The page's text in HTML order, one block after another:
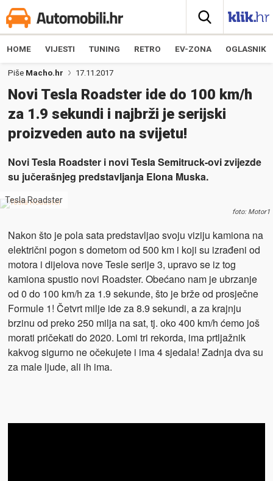
HOME VIJESTI TUNING RETRO EV-ZONA OGLASNIK
Piše Macho.hr 17.11.2017
Novi Tesla Roadster ide do 100 km/h
za 1.9 sekundi i najbrži je serijski
proizveden auto na svijetu!
Novi Tesla Roadster i novi Tesla Semitruck-ovi zvijezde
su jučerašnjeg predstavljanja Elona Muska.
Tesla Roadster
foto: Motor1
Nakon što je pola sata predstavljao svoju viziju kamiona na
električni pogon s dometom od 500 km i koji su izrađeni od
motora i dijelova nove Tesle serije 3, upravo se iz tog
kamiona spustio novi Roadster. Obećano nam je ubrzanje
od 0 do 100 km/h za 1.9 sekunde, što je brže od prosječne
Formule 1! Četvrt milje ide za 8.9 sekundi, a za krajnju
brzinu od preko 250 milja na sat, tj. oko 400 km/h ćemo još
morati pričekati do 2020. Lomi tri rekorda, ima prtljažnik
kakvog sigurno ne očekujete i ima 4 sjedala! Zadnja dva su
za male ljude, ali ih ima.